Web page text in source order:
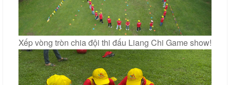
Xếp vòng tròn chia đội thi đấu Liang Chi Game show!